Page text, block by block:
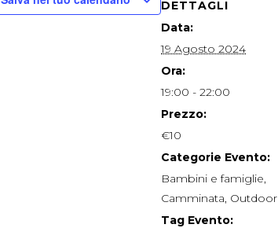
DETTAGLI
Data:
19 Agosto 2024
Ora:
19:00 - 22:00
Prezzo:
€10
Categorie Evento:
Bambini e famiglie,
Camminata, Outdoor
Tag Evento: